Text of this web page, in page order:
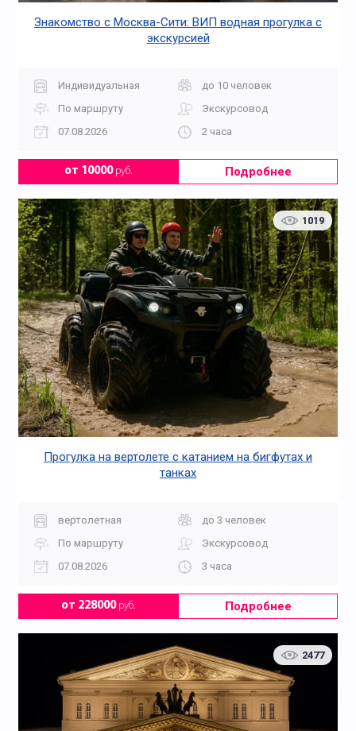
Знакомство с Москва-Сити: ВИП водная прогулка с
экскурсией
Индивидуальная
до 10 человек
По маршруту
Экскурсовод
07.08.2026
2 часа
от 10000руб. Подробнее
1019
Прогулка на вертолете c катанием на бигфутах и
танках
вертолетная
до 3 человек
По маршруту
Экскурсовод
07.08.2026
3 часа
от 228000руб. Подробнее
2477